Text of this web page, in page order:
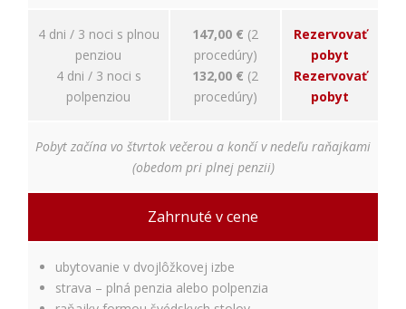
4 dni / 3 noci s plnou
penziou
4 dni / 3 noci s
polpenziou
147,00 € (2
procedúry)
132,00 € (2
procedúry)
Rezervovať
pobyt
Rezervovať
pobyt
Pobyt začína vo štvrtok večerou a končí v nedeľu raňajkami
(obedom pri plnej penzii)
Zahrnuté v cene
ubytovanie v dvojlôžkovej izbe
strava – plná penzia alebo polpenzia
úspešnosti našich
reklamných
kampaní. Tieto
cookies môžu byť
nastavené aj
Google. Účel:
zobrazovanie
reklám; Právny